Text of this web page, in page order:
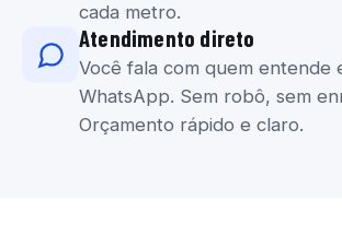
cada metro.
Atendimento direto
Você fala com quem entende
WhatsApp. Sem robô, sem
Orçamento rápido e claro.